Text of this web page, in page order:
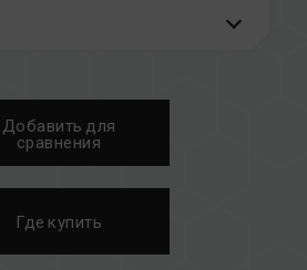
изделий памяти
списком совместимости
производителем
Добавить для
сравнения
Где купить